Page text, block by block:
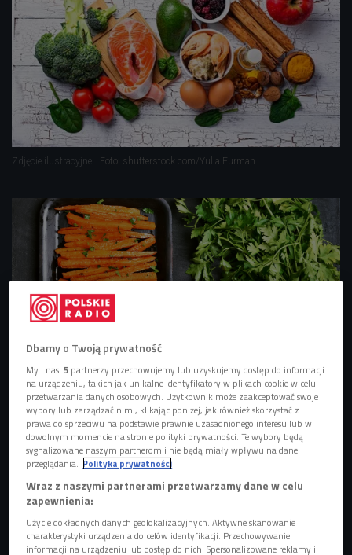
Zdjęcie ilustracyjne Foto: shutterstock.com/Yulia Furman
Marchewkę gotują całą - dla zdrowej skóry i oczu
Każdy czuje się ekspertem w jakiejś dziedzinie, internet
kipi od przeróżnych teorii, jest mnóstwo influencerów
znających się na wszystkich tematach świata. Często
badania naukowców spychane są na margines, a to z nich
powinniśmy korzystać, co podkreśla Hanna Stolińska -
autorka książki "Zakłamane jedzenie. Obalamy mity
Dbamy o Twoją prywatność
My i nasi5 partnerzy przechowujemy lub uzyskujemy dostęp do informacji
na urządzeniu, takich jak unikalne identyfikatory w plikach cookie w celu
przetwarzania danych osobowych. Użytkownik może zaakceptować swoje
wybory lub zarządzać nimi, klikając poniżej, jak również skorzystać z
prawa do sprzeciwu na podstawie prawnie uzasadnionego interesu lub w
dowolnym momencie na stronie polityki prywatności. Te wybory będą
sygnalizowane naszym partnerom i nie będą miały wpływu na dane
przeglądania. Polityka prywatności
Wraz z naszymi partnerami przetwarzamy dane w celu
zapewnienia:
Użycie dokładnych danych geolokalizacyjnych. Aktywne skanowanie
charakterystyki urządzenia do celów identyfikacji. Przechowywanie
informacji na urządzeniu lub dostęp do nich. Spersonalizowane reklamy i